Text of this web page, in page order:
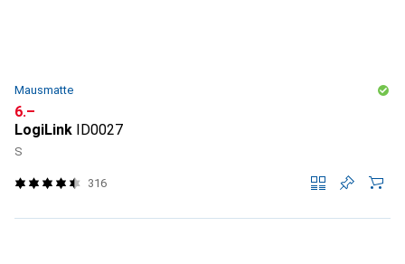
Mausmatte
CHF
6.–
LogiLink
ID0027
S
316